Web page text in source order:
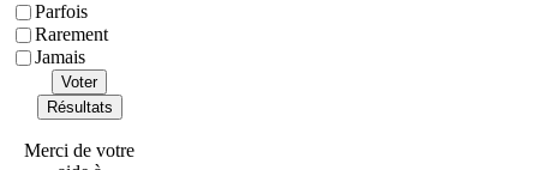
Parfois
Rarement
Jamais
Voter
Résultats
Merci de votre